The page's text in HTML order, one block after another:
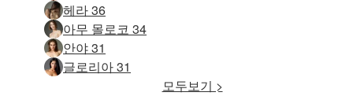
헤라 36
아무 몰로코 34
안야 31
글로리아 31
모두보기 >